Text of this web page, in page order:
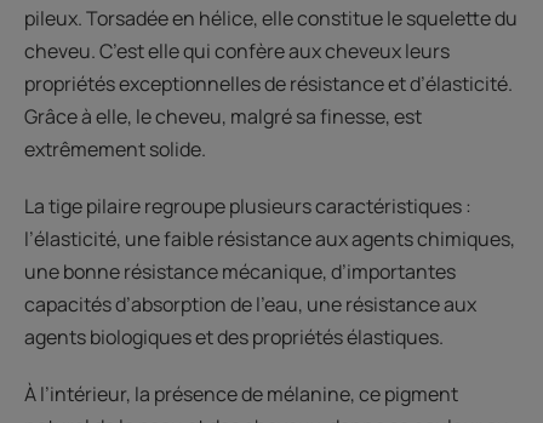
pileux. Torsadée en hélice, elle constitue le squelette du
cheveu. C’est elle qui confère aux cheveux leurs
propriétés exceptionnelles de résistance et d’élasticité.
Grâce à elle, le cheveu, malgré sa finesse, est
extrêmement solide.
La tige pilaire regroupe plusieurs caractéristiques :
l’élasticité, une faible résistance aux agents chimiques,
une bonne résistance mécanique, d’importantes
capacités d’absorption de l’eau, une résistance aux
agents biologiques et des propriétés élastiques.
À l’intérieur, la présence de mélanine, ce pigment